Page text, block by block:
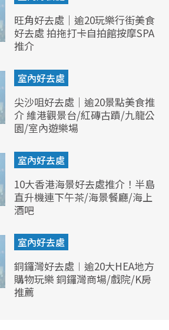
旺角好去處｜逾20玩樂行街美食
好去處 拍拖打卡自拍館按摩SPA
推介
室內好去處
尖沙咀好去處｜逾20景點美食推
介 維港觀景台/紅磚古蹟/九龍公
園/室內遊樂場
室內好去處
10大香港海景好去處推介！半島
直升機連下午茶/海景餐廳/海上
酒吧
室內好去處
銅鑼灣好去處︱逾20大HEA地方
購物玩樂 銅鑼灣商場/戲院/K房
推薦